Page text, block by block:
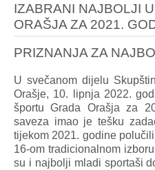
IZABRANI NAJBOLJI
ORAŠJA ZA 2021.
PRIZNANJA ZA
U svečanom dijelu
Orašje, 10. lipnja 2022.
športu Grada Orašja za
saveza imao je tešku
tijekom 2021. godine
16-om tradicionalnom
su i najbolji mladi sportaši